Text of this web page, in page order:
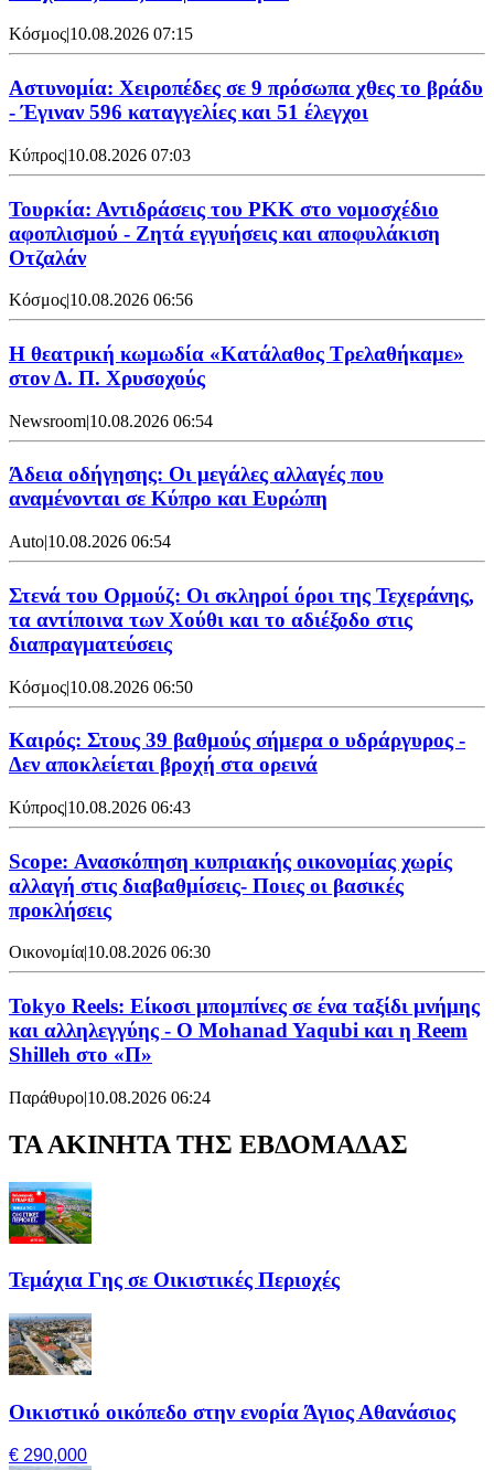
Κόσμος|10.08.2026 07:15
Αστυνομία: Χειροπέδες σε 9 πρόσωπα χθες το βράδυ
- Έγιναν 596 καταγγελίες και 51 έλεγχοι
Κύπρος|10.08.2026 07:03
Τουρκία: Αντιδράσεις του PKK στο νομοσχέδιο
αφοπλισμού - Ζητά εγγυήσεις και αποφυλάκιση
Οτζαλάν
Κόσμος|10.08.2026 06:56
Η θεατρική κωμωδία «Κατάλαθος Τρελαθήκαμε»
στον Δ. Π. Χρυσοχούς
Newsroom|10.08.2026 06:54
Άδεια οδήγησης: Οι μεγάλες αλλαγές που
αναμένονται σε Κύπρο και Ευρώπη
Auto|10.08.2026 06:54
Στενά του Ορμούζ: Οι σκληροί όροι της Τεχεράνης,
τα αντίποινα των Χούθι και το αδιέξοδο στις
διαπραγματεύσεις
Κόσμος|10.08.2026 06:50
Καιρός: Στους 39 βαθμούς σήμερα ο υδράργυρος -
Δεν αποκλείεται βροχή στα ορεινά
Κύπρος|10.08.2026 06:43
Scope: Ανασκόπηση κυπριακής οικονομίας χωρίς
αλλαγή στις διαβαθμίσεις- Ποιες οι βασικές
προκλήσεις
Οικονομία 10.08.2026 06:30
Tokyo Reels: Είκοσι μπομπίνες σε ένα ταξίδι μνήμης
και αλληλεγγύης - Ο Mohanad Yaqubi και η Reem
Shilleh στο «Π»
Παράθυρο|10.08.2026 06:24
ΤΑ ΑΚΙΝΗΤΑ ΤΗΣ ΕΒΔΟΜΑΔΑΣ
Τεμάχια Γης σε Οικιστικές Περιοχές
Οικιστικό οικόπεδο στην ενορία Άγιος Αθανάσιος
€ 290,000